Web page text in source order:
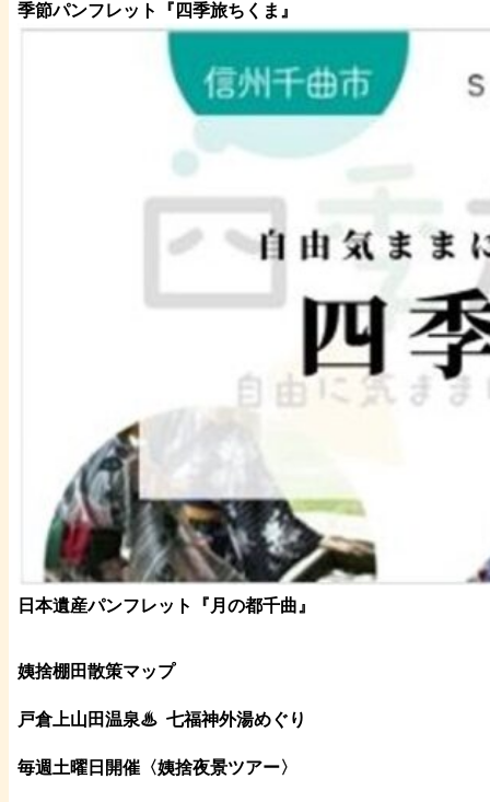
季節パンフレット『四季旅ちくま』
日本遺産パンフレット 『月の都千曲 』
姨捨棚田散策マップ
戸倉上山田温泉♨ 七福神外湯めぐり
毎週土曜日開催〈姨捨夜景ツアー〉